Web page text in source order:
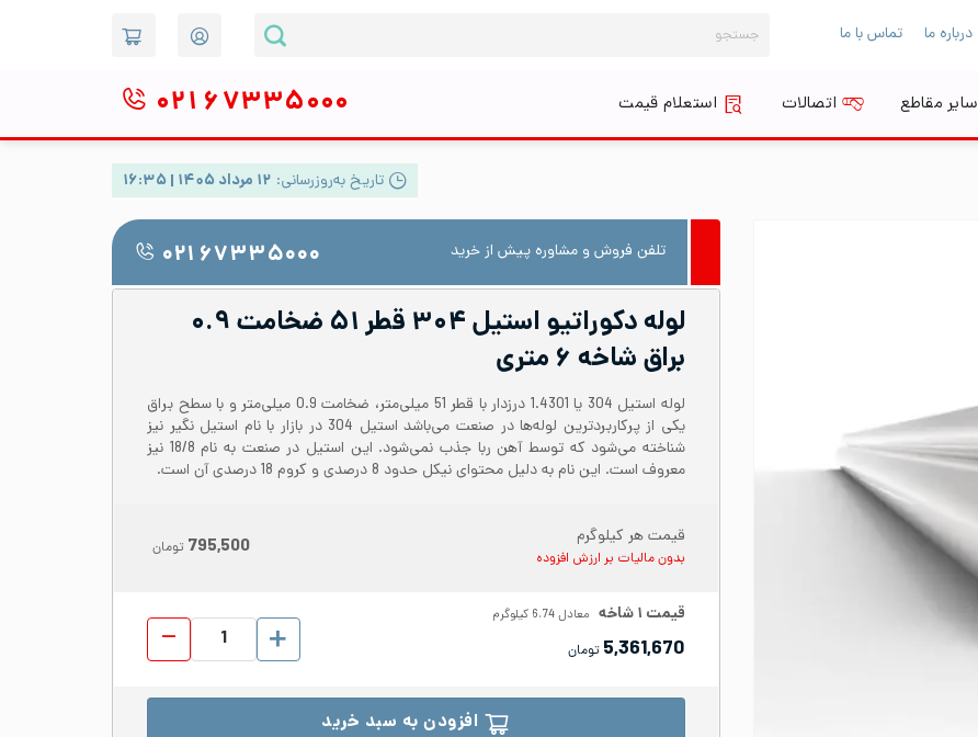
درباره ما تماس با ما
برای:
سایر مقاطع اتصالات استعلام قیمت ۰۲۱ ۶۷۳۳۵۰۰۰
تاریخ به‌روزرسانی: ۱۲ مرداد ۱۴۰۵ | ۱۶:۳۵
تلفن فروش و مشاوره پیش از خرید ۰۲۱ ۶۷۳۳۵۰۰۰
لوله دکوراتیو استیل ۳۰۴ قطر ۵۱ ضخامت ۰.۹
براق شاخه ۶ متری
لوله استیل 304 یا 1.4301 درزدار با قطر 51 میلی‌متر، ضخامت 0.9 میلی‌متر و با سطح براق
یکی از پرکاربردترین لوله‌ها در صنعت می‌باشد‌ استیل 304 در بازار با نام استیل نگیر نیز
شناخته می‌شود که توسط آهن ربا جذب نمی‌شود. این استیل در صنعت به نام 18/8 نیز
معروف است. این نام به دلیل محتوای نیکل حدود 8 درصدی و کروم 18 درصدی آن است.
قیمت هر کیلوگرم
بدون مالیات بر ارزش افزوده 795,500 تومان
قیمت ۱شاخه معادل6.74 کیلوگرم
5,361,670 تومان
لوله دکوراتیو استیل 304 قطر 51 ضخامت 0.9 براق شاخه 6 متری عدد
افزودن به سبد خرید